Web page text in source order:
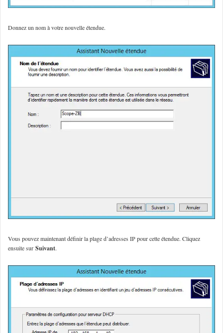
Donnez un nom à votre nouvelle étendue.
Vous pouvez maintenant définir la plage d’adresses IP pour cette étendue. Cliquez
ensuite sur Suivant.